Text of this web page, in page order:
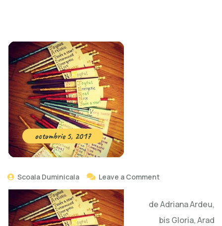
octombrie 5, 2017
Scoala Duminicala Leave a Comment
de Adriana Ardeu,
bis Gloria, Arad